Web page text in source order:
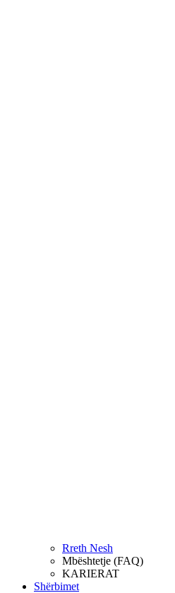
Rreth Nesh
Mbështetje (FAQ)
KARIERAT
Shërbimet